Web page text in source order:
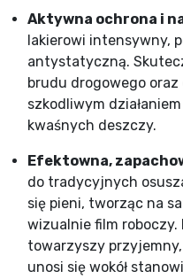
Aktywna ochrona i
lakierowi intensywny,
antystatyczną.
brudu drogowego
szkodliwym
kwaśnych deszczy.
Efektowna,
do tradycyjnych
się pieni, tworząc na
wizualnie film roboczy.
towarzyszy
unosi się wokół